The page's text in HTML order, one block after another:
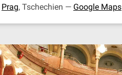
Prag, Tschechien — Google Maps